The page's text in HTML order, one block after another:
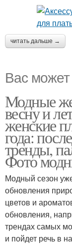
читать дальше →
Вас может
Модные
весну и
женские
года:
тренды,
Фото
Модный сезон
обновления
цветов и
обновления,
трендах самых
и пойдет речь в